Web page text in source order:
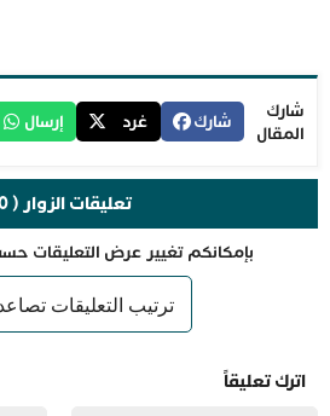
شارك
المقال
شارك غرد إرسال
تعليقات الزوار ( 0 )
بإمكانكم تغيير عرض التعليقات
اترك تعليقاً